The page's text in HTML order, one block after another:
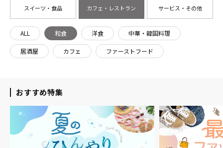
スイーツ・食品 カフェ・レストラン サービス・その他
ALL 和食 洋食 中華・韓国料理
居酒屋 カフェ ファーストフード
おすすめ特集